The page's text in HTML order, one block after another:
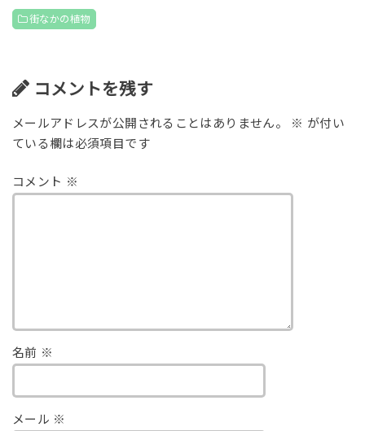
街なかの植物
コメントを残す
メールアドレスが公開されることはありません。 ※ が付い
ている欄は必須項目です
コメント ※
名前 ※
メール ※